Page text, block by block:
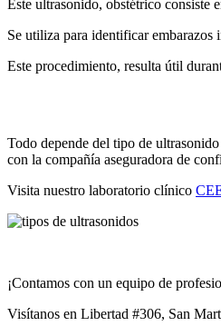
Este ultrasonido, obstétrico consiste
Se utiliza para identificarembarazos
Este procedimiento, resulta útil
Todo depende del tipo de ultrasonido
con la compañía aseguradora de
Visita nuestro laboratorio clínico
¡Contamos con un equipo de
Visítanos en Libertad #306, San